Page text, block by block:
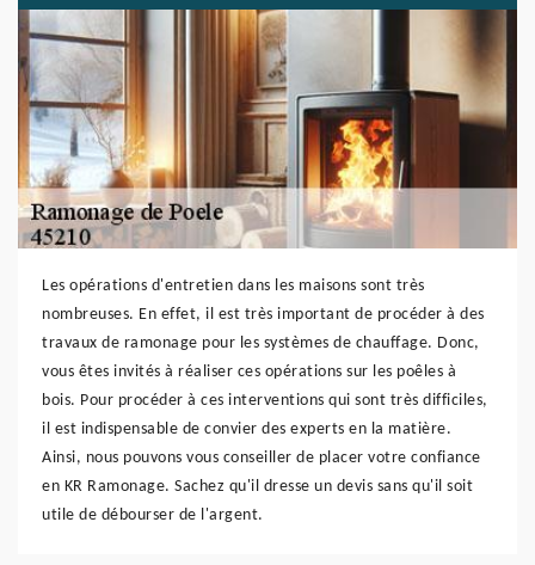
Les opérations d'entretien dans les maisons sont très
nombreuses. En effet, il est très important de procéder à des
travaux de ramonage pour les systèmes de chauffage. Donc,
vous êtes invités à réaliser ces opérations sur les poêles à
bois. Pour procéder à ces interventions qui sont très difficiles,
il est indispensable de convier des experts en la matière.
Ainsi, nous pouvons vous conseiller de placer votre confiance
en KR Ramonage. Sachez qu'il dresse un devis sans qu'il soit
utile de débourser de l'argent.